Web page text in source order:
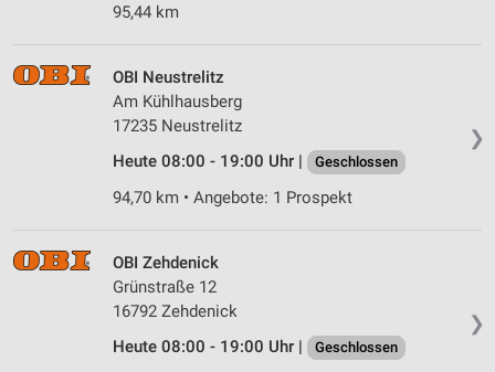
95,44 km
❯
OBI Neustrelitz
Am Kühlhausberg
17235 Neustrelitz
Heute 08:00 - 19:00 Uhr |
Geschlossen
94,70 km • Angebote: 1 Prospekt
❯
OBI Zehdenick
Grünstraße 12
16792 Zehdenick
Heute 08:00 - 19:00 Uhr |
Geschlossen